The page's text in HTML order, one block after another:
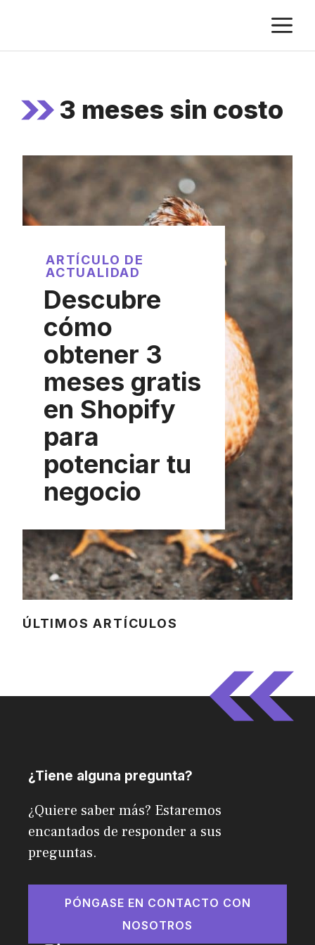
contenido
3 meses sin costo
ARTÍCULO DE
ACTUALIDAD
Descubre
cómo
obtener 3
meses gratis
en Shopify
para
potenciar tu
negocio
ÚLTIMOS ARTÍCULOS
¿Tiene alguna pregunta?
¿Quiere saber más? Estaremos
encantados de responder a sus
preguntas.
PÓNGASE EN CONTACTO CON
NOSOTROS